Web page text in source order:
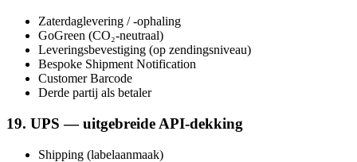
Zaterdaglevering / -ophaling
GoGreen (CO₂-neutraal)
Leveringsbevestiging (op zendingsniveau)
Bespoke Shipment Notification
Customer Barcode
Derde partij als betaler
19. UPS — uitgebreide API-dekking
Shipping (labelaanmaak)